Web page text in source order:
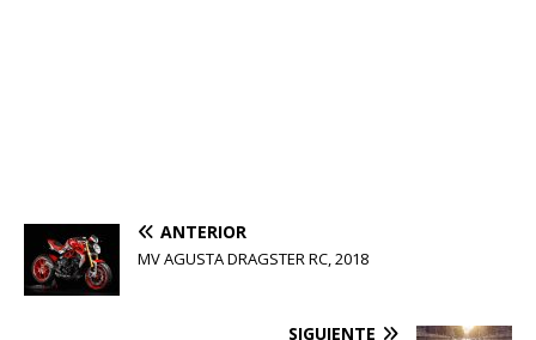
ANTERIOR
MV AGUSTA DRAGSTER RC, 2018
SIGUIENTE